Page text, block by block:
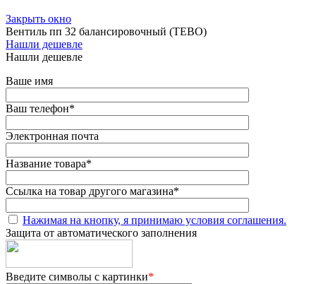
Закрыть окно
Вентиль пп 32 балансировочный (TEBO)
Нашли дешевле
Нашли дешевле
Ваше имя
Ваш телефон*
Электронная почта
Название товара*
Ссылка на товар другого магазина*
Нажимая на кнопку, я принимаю условия соглашения.
Защита от автоматического заполнения
Введите символы с картинки*